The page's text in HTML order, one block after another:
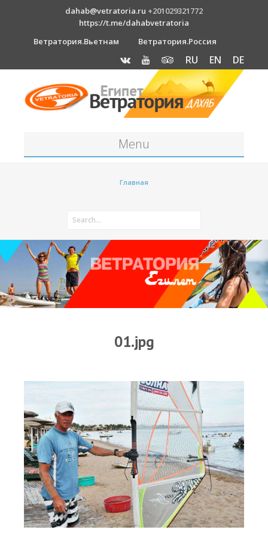
dahab@vetratoria.ru +201029321772
https://t.me/dahabvetratoria
Ветратория.Вьетнам
Ветратория.Россия
RU EN DE
Menu
Как к нам добраться?
Отель Canion
Прогноз погоды
Оборудование
Виртуальный тур Ганет Синай
Дахаб
ВиндСерфКидс
Новости
Медиа
Медиа архив
Фотки
Главная
01.jpg